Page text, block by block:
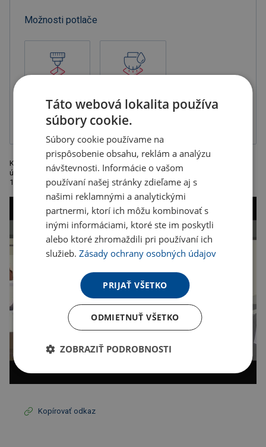
Možnosti potlače
2-zložková
farba, balené v
krabičke
Kovový čašnícky nôž s otváračom , rezačkou fólie a vývrtkou s 2
úrovňami zdvíhanie. Odporúčaná technológia tlače: laser L1. Rozmery:
12,2 x 1,9 x 1,7 cm
Kopírovať odkaz
Táto webová lokalita používa
súbory cookie.
Súbory cookie používame na
prispôsobenie obsahu, reklám a analýzu
návštevnosti. Informácie o vašom
používaní našej stránky zdieľame aj s
našimi reklamnými a analytickými
partnermi, ktorí ich môžu kombinovať s
inými informáciami, ktoré ste im poskytli
alebo ktoré zhromaždili pri používaní ich
služieb.Zásady ochrany osobných údajov
PRIJAŤ VŠETKO
ODMIETNUŤ VŠETKO
ZOBRAZIŤ PODROBNOSTI